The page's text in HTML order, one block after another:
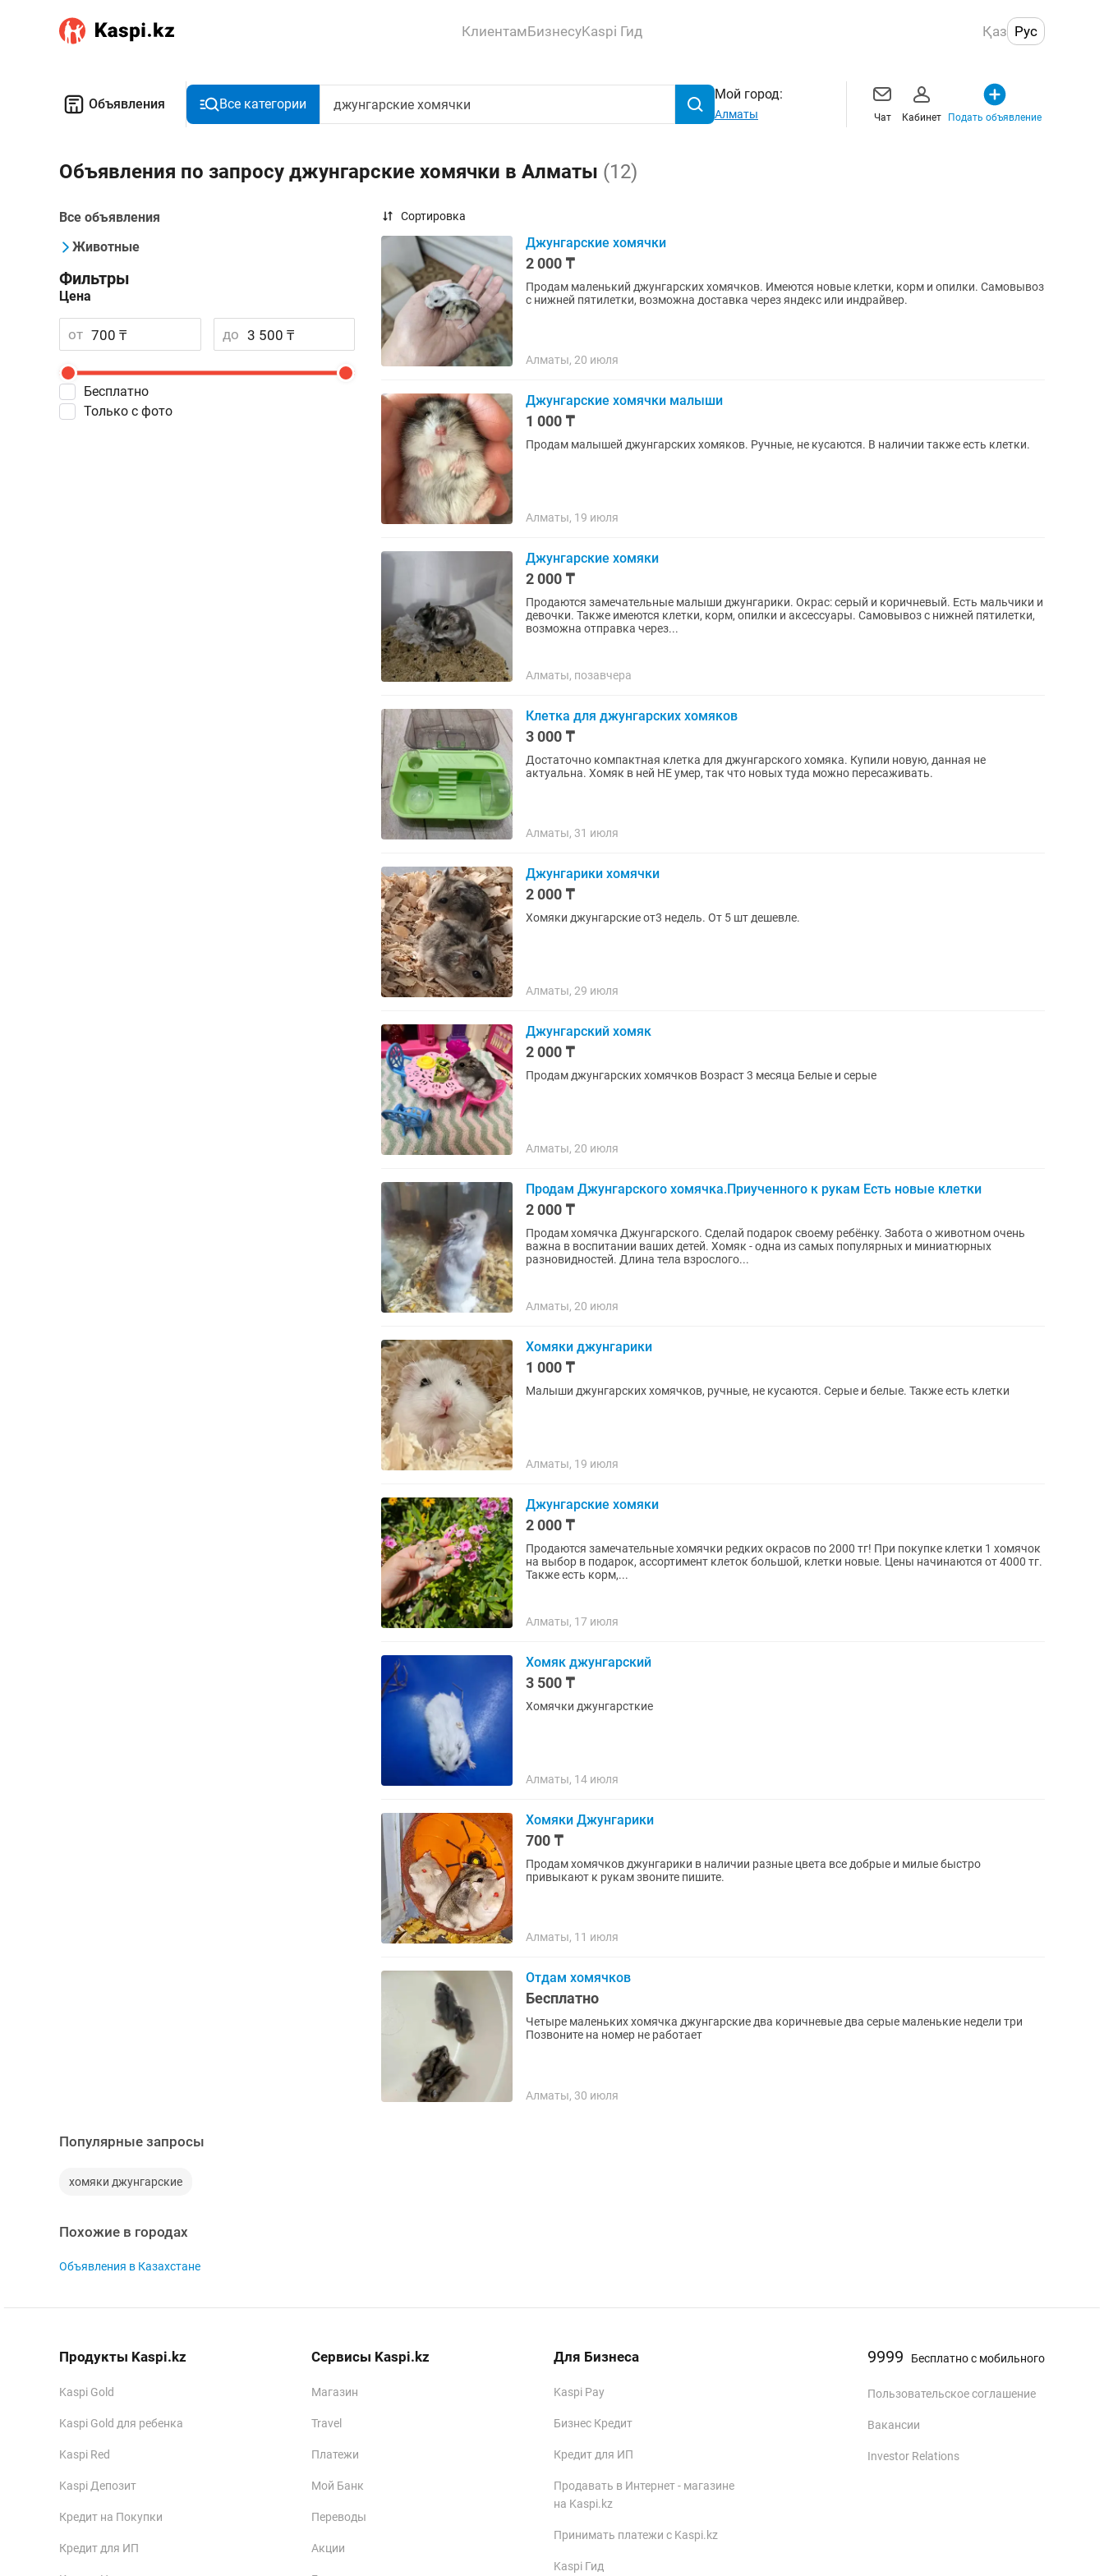
КлиентамБизнесуKaspi Гид Қаз Рус
Объявления Все категории
Мой город:
Алматы Чат Кабинет Подать объявление
Объявления по запросу джунгарские хомячки в Алматы (12)
Все объявления
Животные
Фильтры
Цена
от до
Бесплатно
Только с фото
Сортировка
Джунгарские хомячки
2 000 ₸
Продам маленький джунгарских хомячков. Имеются новые клетки, корм и опилки. Самовывоз
с нижней пятилетки, возможна доставка через яндекс или индрайвер.
Алматы, 20 июля
Джунгарские хомячки малыши
1 000 ₸
Продам малышей джунгарских хомяков. Ручные, не кусаются. В наличии также есть клетки.
Алматы, 19 июля
Джунгарские хомяки
2 000 ₸
Продаются замечательные малыши джунгарики. Окрас: серый и коричневый. Есть мальчики и
девочки. Также имеются клетки, корм, опилки и аксессуары. Самовывоз с нижней пятилетки,
возможна отправка через...
Алматы, позавчера
Клетка для джунгарских хомяков
3 000 ₸
Достаточно компактная клетка для джунгарского хомяка. Купили новую, данная не
актуальна. Хомяк в ней НЕ умер, так что новых туда можно пересаживать.
Алматы, 31 июля
Джунгарики хомячки
2 000 ₸
Хомяки джунгарские от3 недель. От 5 шт дешевле.
Алматы, 29 июля
Джунгарский хомяк
2 000 ₸
Продам джунгарских хомячков Возраст 3 месяца Белые и серые
Алматы, 20 июля
Продам Джунгарского хомячка.Приученного к рукам Есть новые клетки
2 000 ₸
Продам хомячка Джунгарского. Сделай подарок своему ребёнку. Забота о животном очень
важна в воспитании ваших детей. Хомяк - одна из самых популярных и миниатюрных
разновидностей. Длина тела взрослого...
Алматы, 20 июля
Хомяки джунгарики
1 000 ₸
Малыши джунгарских хомячков, ручные, не кусаются. Серые и белые. Также есть клетки
Алматы, 19 июля
Джунгарские хомяки
2 000 ₸
Продаются замечательные хомячки редких окрасов по 2000 тг! При покупке клетки 1 хомячок
на выбор в подарок, ассортимент клеток большой, клетки новые. Цены начинаются от 4000 тг.
Также есть корм,...
Алматы, 17 июля
Хомяк джунгарский
3 500 ₸
Хомячки джунгарсткие
Алматы, 14 июля
Хомяки Джунгарики
700 ₸
Продам хомячков джунгарики в наличии разные цвета все добрые и милые быстро
привыкают к рукам звоните пишите.
Алматы, 11 июля
Отдам хомячков
Бесплатно
Четыре маленьких хомячка джунгарские два коричневые два серые маленькие недели три
Позвоните на номер не работает
Алматы, 30 июля
Популярные запросы
хомяки джунгарские
Похожие в городах
Объявления в Казахстане
Продукты Kaspi.kz
Kaspi Gold
Kaspi Gold для ребенка
Kaspi Red
Kaspi Депозит
Кредит на Покупки
Кредит для ИП
Сервисы Kaspi.kz
Магазин
Travel
Платежи
Мой Банк
Переводы
Акции
Для Бизнеса
Kaspi Pay
Бизнес Кредит
Кредит для ИП
Продавать в Интернет - магазине
на Kaspi.kz
Принимать платежи с Kaspi.kz
Kaspi Гид
9999 Бесплатно с мобильного
Пользовательское соглашение
Вакансии
Investor Relations